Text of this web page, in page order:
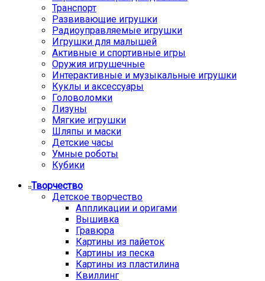
Транспорт
Развивающие игрушки
Радиоуправляемые игрушки
Игрушки для малышей
Активные и спортивные игры
Оружия игрушечные
Интерактивные и музыкальные игрушки
Куклы и аксессуары
Головоломки
Лизуны
Мягкие игрушки
Шляпы и маски
Детские часы
Умные роботы
Кубики
Творчество
Детское творчество
Аппликации и оригами
Вышивка
Гравюра
Картины из пайеток
Картины из песка
Картины из пластилина
Квиллинг